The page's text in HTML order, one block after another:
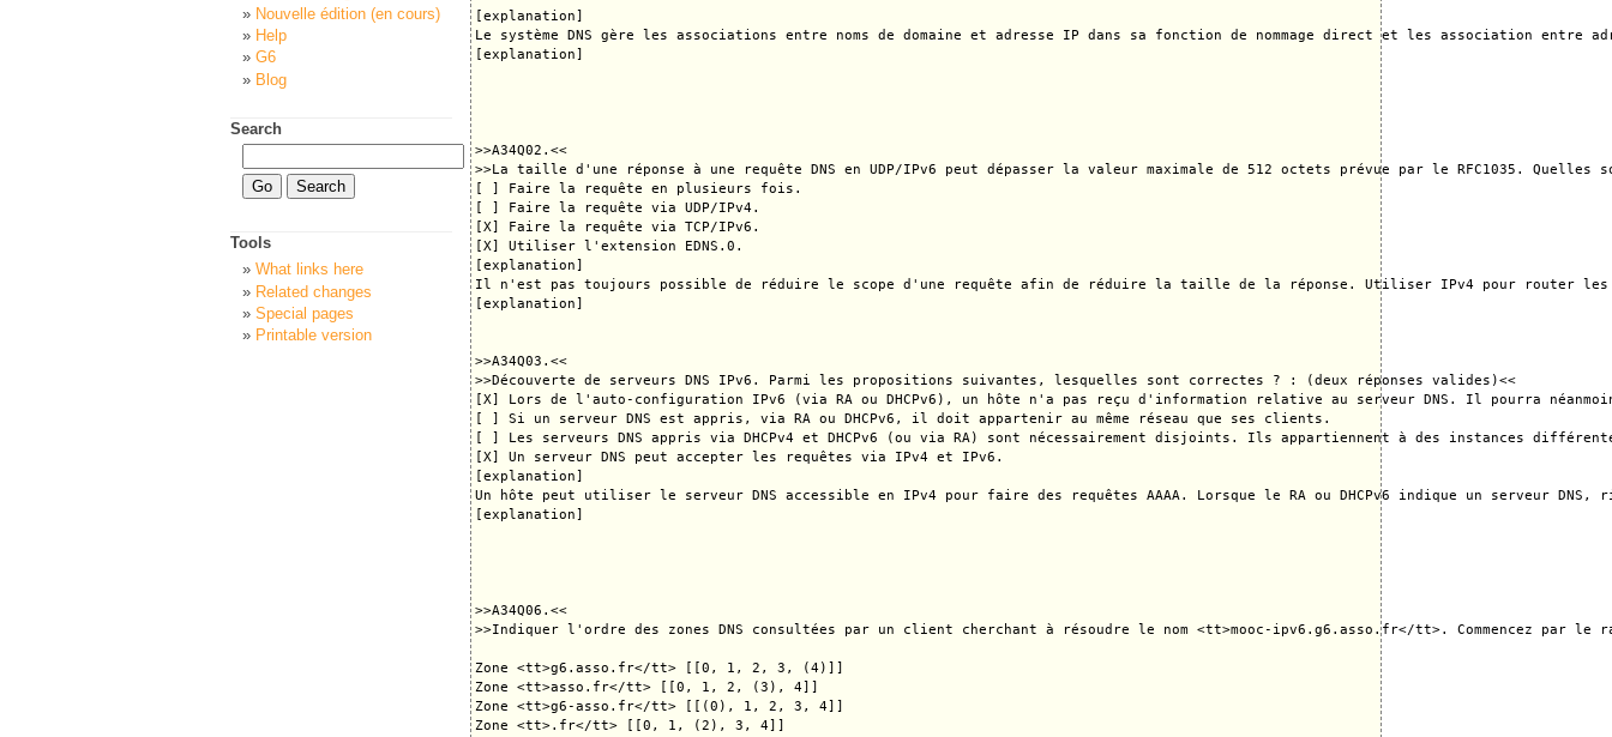
[explanation]
Le système DNS gère les associations entre noms de domaine et adresse IP dans sa fonction de nommage direct et les association entre
[explanation]
>>A34Q02.<<
>>La taille d'une réponse à une requête DNS en UDP/IPv6 peut dépasser la valeur maximale de 512 octets prévue par le RFC1035.
[ ] Faire la requête en plusieurs fois.
[ ] Faire la requête via UDP/IPv4.
[X] Faire la requête via TCP/IPv6.
[X] Utiliser l'extension EDNS.0.
[explanation]
Il n'est pas toujours possible de réduire le scope d'une requête afin de réduire la taille de la réponse. Utiliser IPv4 pour router les
[explanation]
>>A34Q03.<<
>>Découverte de serveurs DNS IPv6. Parmi les propositions suivantes, lesquelles sont correctes ? : (deux réponses valides)<<
[X] Lors de l'auto-configuration IPv6 (via RA ou DHCPv6), un hôte n'a pas reçu d'information relative au serveur DNS. Il pourra
[ ] Si un serveur DNS est appris, via RA ou DHCPv6, il doit appartenir au même réseau que ses clients.
[ ] Les serveurs DNS appris via DHCPv4 et DHCPv6 (ou via RA) sont nécessairement disjoints. Ils appartiennent à des instances
[X] Un serveur DNS peut accepter les requêtes via IPv4 et IPv6.
[explanation]
Un hôte peut utiliser le serveur DNS accessible en IPv4 pour faire des requêtes AAAA. Lorsque le RA ou DHCPv6 indique un
[explanation]
>>A34Q06.<<
>>Indiquer l'ordre des zones DNS consultées par un client cherchant à résoudre le nom <tt>mooc-ipv6.g6.asso.fr</tt>. Commencez par
Zone <tt>g6.asso.fr</tt> [[0, 1, 2, 3, (4)]]
Zone <tt>asso.fr</tt> [[0, 1, 2, (3), 4]]
Zone <tt>g6-asso.fr</tt> [[(0), 1, 2, 3, 4]]
Zone <tt>.fr</tt> [[0, 1, (2), 3, 4]]
Nouvelle édition (en cours)
Help
G6
Blog
Search
Tools
What links here
Related changes
Special pages
Printable version